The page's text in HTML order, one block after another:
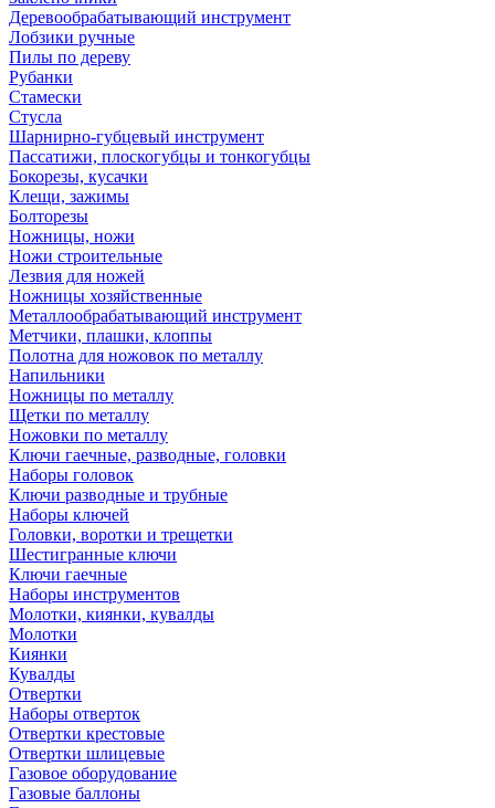
Деревообрабатывающий инструмент
Лобзики ручные
Пилы по дереву
Рубанки
Стамески
Стусла
Шарнирно-губцевый инструмент
Пассатижи, плоскогубцы и тонкогубцы
Бокорезы, кусачки
Клещи, зажимы
Болторезы
Ножницы, ножи
Ножи строительные
Лезвия для ножей
Ножницы хозяйственные
Металлообрабатывающий инструмент
Метчики, плашки, клоппы
Полотна для ножовок по металлу
Напильники
Ножницы по металлу
Щетки по металлу
Ножовки по металлу
Ключи гаечные, разводные, головки
Наборы головок
Ключи разводные и трубные
Наборы ключей
Головки, воротки и трещетки
Шестигранные ключи
Ключи гаечные
Наборы инструментов
Молотки, киянки, кувалды
Молотки
Киянки
Кувалды
Отвертки
Наборы отверток
Отвертки крестовые
Отвертки шлицевые
Газовое оборудование
Газовые баллоны